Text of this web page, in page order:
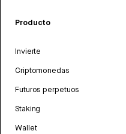
Producto
Invierte
Criptomonedas
Futuros perpetuos
Staking
Wallet